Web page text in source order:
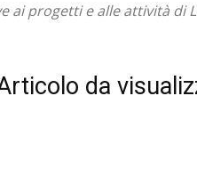
ai progetti e alle attività di
da